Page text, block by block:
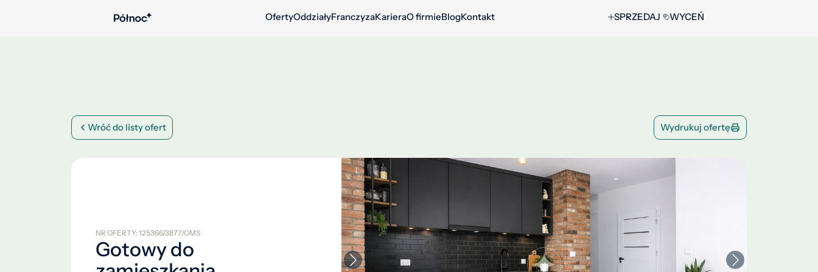
OfertyOddziałyFranczyzaKarieraO firmieBlogKontakt SPRZEDAJ WYCEŃ
Wróć do listy ofert Wydrukuj ofertę
NR OFERTY: 125366/3877/OMS
Gotowy do